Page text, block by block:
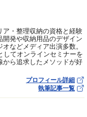
ア・整理収納の資格と経験
発や収納用品のデザイン
などメディア出演多数。
してオンラインセミナーを
から追求したメソッドが好
プロフィール詳細
執筆記事一覧